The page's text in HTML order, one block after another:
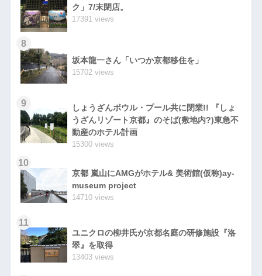
ク」7/末閉店。
17391 views
8
坂本龍一さん「いつか京都移住を」
15702 views
9
しょうざんボウル・プール共に閉業!! 『しょ
うざんリゾート京都』のそば(敷地内?)東急不
動産のホテル計画
15300 views
10
京都 嵐山にAMGがホテル& 美術館(仮称)ay-
museum project
14710 views
11
ユニクロの柳井氏が京都名庭の研修施設『洛
翠』を取得
13403 views